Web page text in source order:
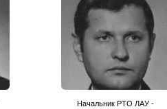
Начальник РТО ЛАУ -